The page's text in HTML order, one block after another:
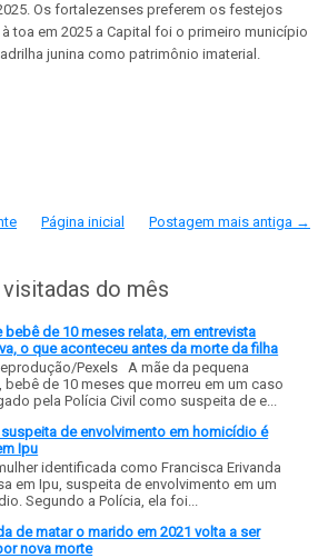
Os fortalezenses preferem os festejos
toa em 2025 a Capital foi o primeiro município
junina como patrimônio imaterial.
Postagem mais antiga →
Página inicial
do mês
bebê de 10 meses relata, em entrevista
o que aconteceu antes da morte da filha
Pexels A mãe da pequena
bebê de 10 meses que morreu em um caso
pela Polícia Civil como suspeita de e...
de envolvimento em homicídio é
Ipu
identificada como Francisca Erivanda
em Ipu, suspeita de envolvimento em um
Segundo a Polícia, ela foi...
de matar o marido em 2021 volta a ser
nova morte